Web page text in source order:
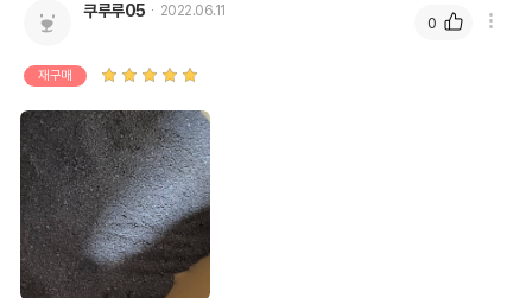
쿠루루05 2022.06.11
재구매
0